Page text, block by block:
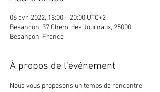
06 avr. 2022, 18:00 – 20:00 UTC+2
Besançon, 37 Chem. des Journaux, 25000
Besançon, France
À propos de l'événement
Nous vous proposons un temps de rencontre